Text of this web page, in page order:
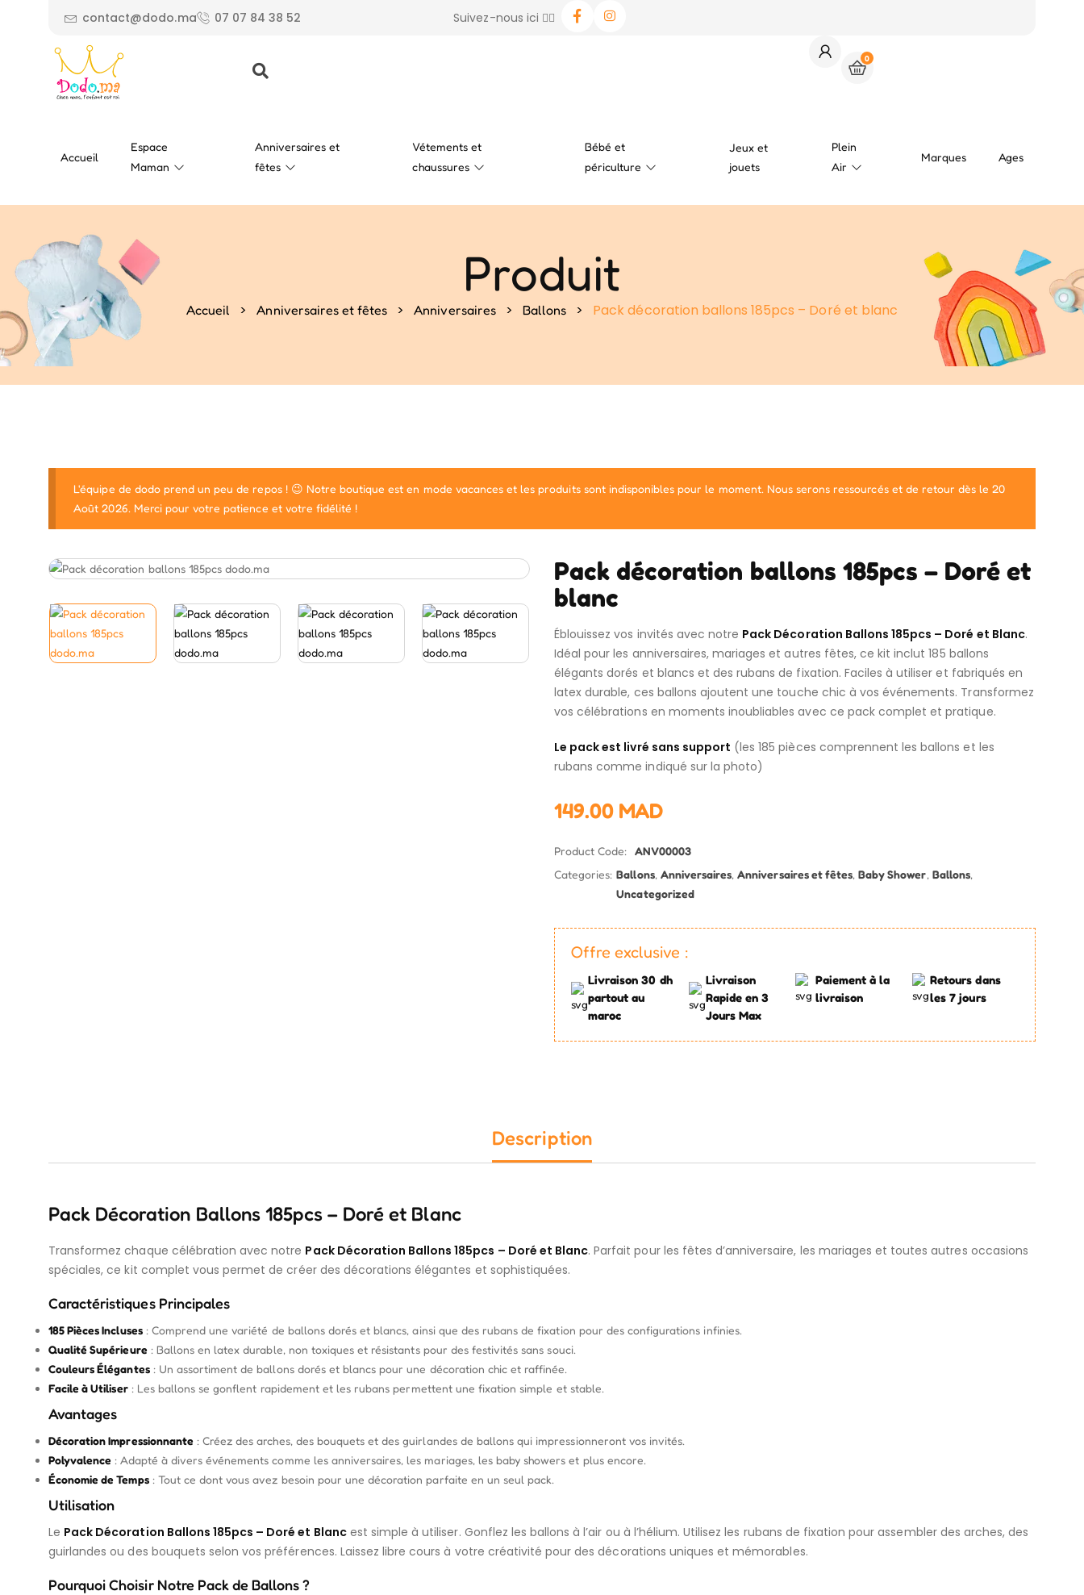
contact@dodo.ma 07 07 84 38 52 Suivez-nous ici 👉🏻
0
Accueil
Espace
Maman
Anniversaires et
fêtes
Vétements et
chaussures
Bébé et
périculture
Jeux et
jouets
Plein
Air
Marques Ages
Produit
Accueil > Anniversaires et fêtes > Anniversaires > Ballons > Pack décoration ballons 185pcs – Doré et blanc
L'équipe de dodo prend un peu de repos ! 😉 Notre boutique est en mode vacances et les produits sont indisponibles pour le moment. Nous serons ressourcés et de retour dès le 20
Août 2026. Merci pour votre patience et votre fidélité !
Pack décoration ballons 185pcs – Doré et
blanc
Éblouissez vos invités avec notre Pack Décoration Ballons 185pcs – Doré et Blanc.
Idéal pour les anniversaires, mariages et autres fêtes, ce kit inclut 185 ballons
élégants dorés et blancs et des rubans de fixation. Faciles à utiliser et fabriqués en
latex durable, ces ballons ajoutent une touche chic à vos événements. Transformez
vos célébrations en moments inoubliables avec ce pack complet et pratique.
Le pack est livré sans support (les 185 pièces comprennent les ballons et les
rubans comme indiqué sur la photo)
149.00 MAD
Product Code: ANV00003
Categories: Ballons, Anniversaires,Anniversaires et fêtes,Baby Shower, Ballons,
Uncategorized
Offre exclusive :
Livraison 30 dh
partout au
maroc
Livraison
Rapide en 3
Jours Max
Paiement à la
livraison
Retours dans
les 7 jours
Description
Pack Décoration Ballons 185pcs – Doré et Blanc
Transformez chaque célébration avec notre Pack Décoration Ballons 185pcs – Doré et Blanc. Parfait pour les fêtes d’anniversaire, les mariages et toutes autres occasions
spéciales, ce kit complet vous permet de créer des décorations élégantes et sophistiquées.
Caractéristiques Principales
185 Pièces Incluses: Comprend une variété de ballons dorés et blancs, ainsi que des rubans de fixation pour des configurations infinies.
Qualité Supérieure: Ballons en latex durable, non toxiques et résistants pour des festivités sans souci.
Couleurs Élégantes: Un assortiment de ballons dorés et blancs pour une décoration chic et raffinée.
Facile à Utiliser: Les ballons se gonflent rapidement et les rubans permettent une fixation simple et stable.
Avantages
Décoration Impressionnante: Créez des arches, des bouquets et des guirlandes de ballons qui impressionneront vos invités.
Polyvalence : Adapté à divers événements comme les anniversaires, les mariages, les baby showers et plus encore.
Économie de Temps: Tout ce dont vous avez besoin pour une décoration parfaite en un seul pack.
Utilisation
Le Pack Décoration Ballons 185pcs – Doré et Blancest simple à utiliser. Gonflez les ballons à l’air ou à l’hélium. Utilisez les rubans de fixation pour assembler des arches, des
guirlandes ou des bouquets selon vos préférences. Laissez libre cours à votre créativité pour des décorations uniques et mémorables.
Pourquoi Choisir Notre Pack de Ballons ?